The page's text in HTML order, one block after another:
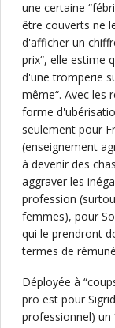
une certaine
être couverts ne
d'afficher un
prix“, elle estime
d'une tromperie
même“. Avec les
forme
seulement pour
(enseignement
à devenir des
aggraver les
profession
femmes), pour
qui le prendront
termes de
Déployée à
pro est pour
professionnel) un